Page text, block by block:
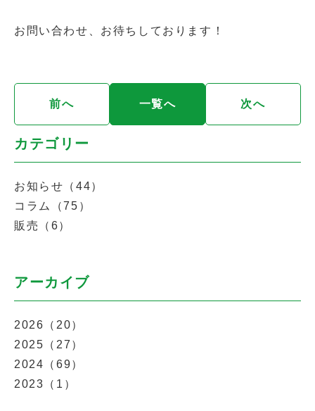
お問い合わせ、お待ちしております！
前へ 一覧へ 次へ
カテゴリー
お知らせ（44）
コラム（75）
販売（6）
アーカイブ
2026（20）
2025（27）
2024（69）
2023（1）